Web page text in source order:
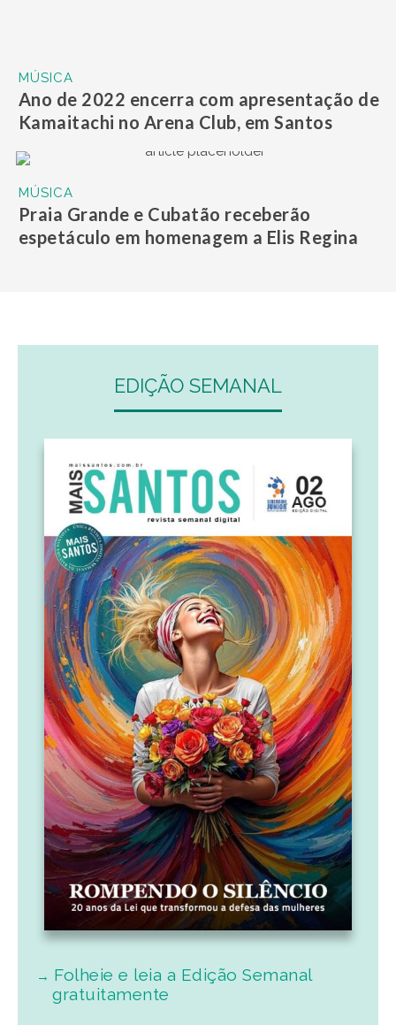
MÚSICA
Ano de 2022 encerra com apresentação de
Kamaitachi no Arena Club, em Santos
MÚSICA
Praia Grande e Cubatão receberão
espetáculo em homenagem a Elis Regina
EDIÇÃO SEMANAL
Folheie e leia a Edição Semanal
gratuitamente